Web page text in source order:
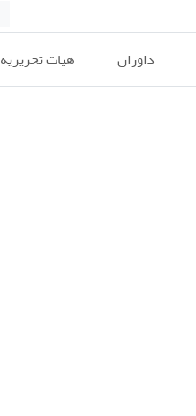
داوران هیات تحریریه